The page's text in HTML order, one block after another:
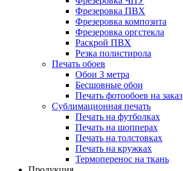
Фрезеровка ПВХ
Фрезеровка композита
Фрезеровка оргстекла
Раскрой ПВХ
Резка полистирола
Печать обоев
Обои 3 метра
Бесшовные обои
Печать фотообоев на заказ
Сублимационная печать
Печать на футболках
Печать на шопперах
Печать на толстовках
Печать на кружках
Термоперенос на ткань